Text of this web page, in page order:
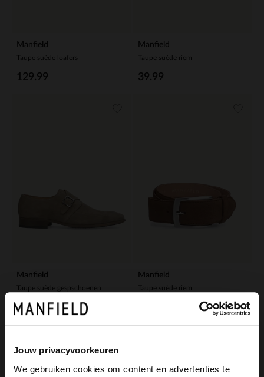
Jouw privacyvoorkeuren
We gebruiken cookies om content en advertenties te
Manfield
Taupe suède loafers
129.99
Manfield
Taupe suède riem
39.99
Manfield
Taupe suède gespschoenen
129.99
Manfield
Taupe suède riem